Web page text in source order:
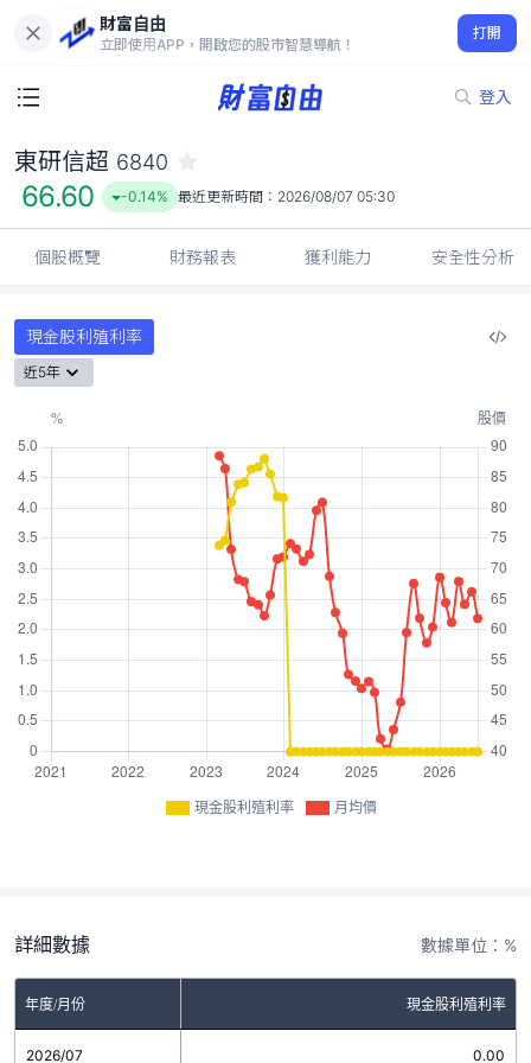
財富自由
立即使用APP，開啟您的股市智慧導航！
打開
登入
66.60
-0.14%
東研信超 6840
66.60 -0.14% 最近更新時間： 2026/08/07 05:30
個股概覽 財務報表 獲利能力 安全性分析
現金股利殖利率
近5年
現金股利殖利率 月均價
詳細數據 數據單位：%
年度/月份 現金股利殖利率
2026/07 0.00